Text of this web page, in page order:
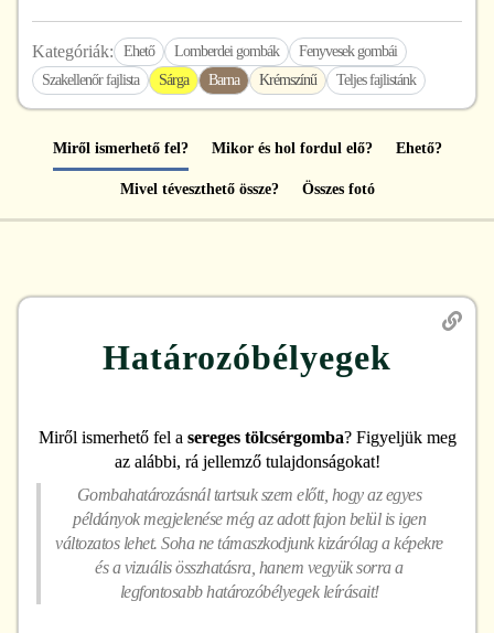
Kategóriák: Ehető Lomberdei gombák
Fenyvesek gombái
Szakellenőr fajlista
Sárga Barna Krémszínű Teljes fajlistánk
Miről ismerhető fel? Mikor és hol fordul elő? Ehető?
Mivel téveszthető össze? Összes fotó
Határozóbélyegek
Miről ismerhető fel a sereges tölcsérgomba? Figyeljük meg
az alábbi, rá jellemző tulajdonságokat!
Gombahatározásnál tartsuk szem előtt, hogy az egyes
példányok megjelenése még az adott fajon belül is igen
változatos lehet. Soha ne támaszkodjunk kizárólag a képekre
és a vizuális összhatásra, hanem vegyük sorra a
legfontosabb határozóbélyegek leírásait!